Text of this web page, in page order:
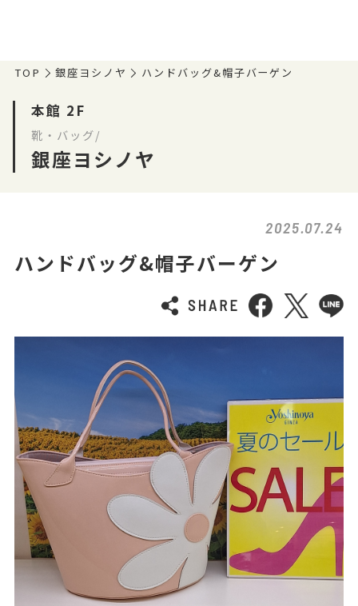
TOP 銀座ヨシノヤ ハンドバッグ&帽子バーゲン
本館 2F
靴・バッグ/
銀座ヨシノヤ
2025.07.24
ハンドバッグ&帽子バーゲン